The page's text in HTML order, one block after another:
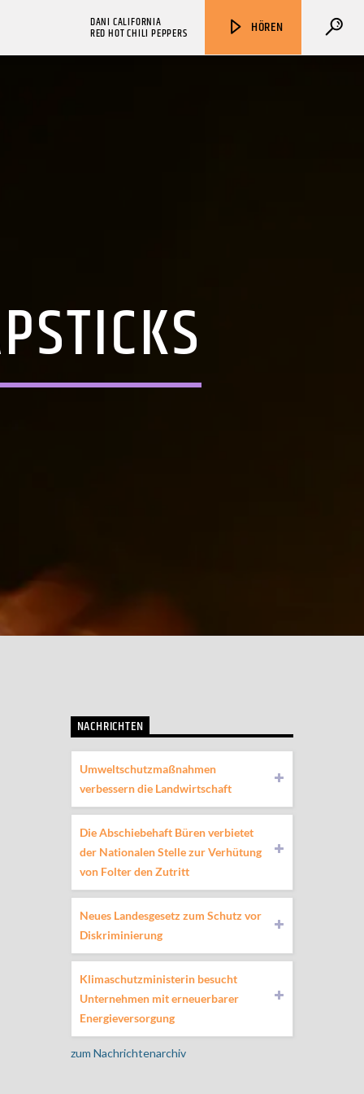
HÖREN
DANI CALIFORNIA
RED HOT CHILI PEPPERS
NACHRICHTEN
Umweltschutzmaßnahmen
verbessern die Landwirtschaft
Die Abschiebehaft Büren verbietet
der Nationalen Stelle zur Verhütung
von Folter den Zutritt
Neues Landesgesetz zum Schutz vor
Diskriminierung
Klimaschutzministerin besucht
Unternehmen mit erneuerbarer
Energieversorgung
zum Nachrichtenarchiv